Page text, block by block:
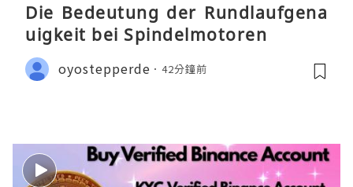
Die Bedeutung der Rundlaufgena
uigkeit bei Spindelmotoren
oyostepperde 42分鐘前